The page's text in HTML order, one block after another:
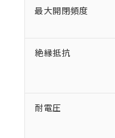
最大開閉頻度
絶縁抵抗
耐電圧